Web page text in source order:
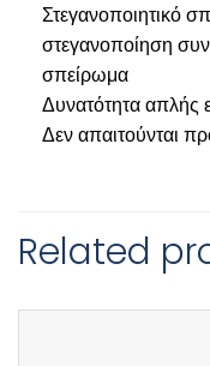
Στεγανοποιητικό
στεγανοποίηση
σπείρωμα
Δυνατότητα απλής
Δεν απαιτούνται
Related